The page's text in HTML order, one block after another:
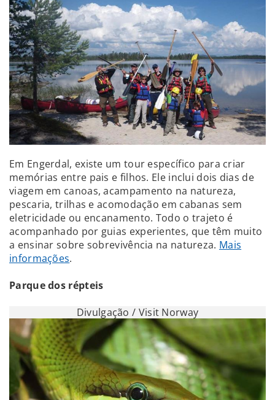
Em Engerdal, existe um tour específico para criar
memórias entre pais e filhos. Ele inclui dois dias de
viagem em canoas, acampamento na natureza,
pescaria, trilhas e acomodação em cabanas sem
eletricidade ou encanamento. Todo o trajeto é
acompanhado por guias experientes, que têm muito
a ensinar sobre sobrevivência na natureza. Mais
informações.
Parque dos répteis
Divulgação / Visit Norway